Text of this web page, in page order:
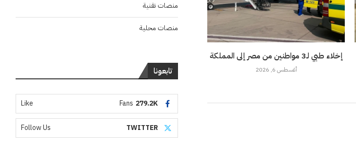
إخلاء طبي لـ3 مواطنين من مصر إلى المملكة
أغسطس 6, 2026
منصات تقنية
منصات محلية
تابعونا
279.2K
Fans
Like
TWITTER
Follow Us